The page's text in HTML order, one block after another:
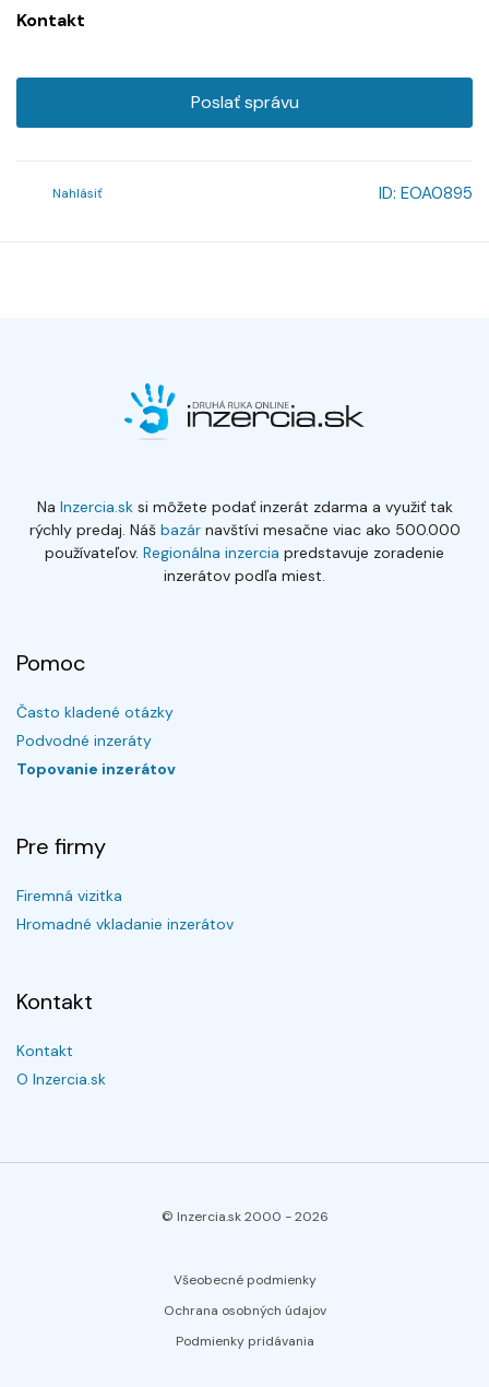
Kontakt
Poslať správu
Nahlásiť ID: EOA0895
Na Inzercia.sksi môžete podať inzerát zdarma a využiť tak
rýchly predaj. Náš bazárnavštívi mesačne viac ako 500.000
používateľov. Regionálna inzercia predstavuje zoradenie
inzerátov podľa miest.
Pomoc
Často kladené otázky
Podvodné inzeráty
Topovanie inzerátov
Pre firmy
Firemná vizitka
Hromadné vkladanie inzerátov
Kontakt
Kontakt
O Inzercia.sk
© Inzercia.sk 2000 -2026
Všeobecné podmienky
Ochrana osobných údajov
Podmienky pridávania